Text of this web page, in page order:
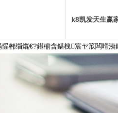
郴缁熴€?鍖椾含鍖栧宸ヤ笟闆嗗
k8凯发天生赢